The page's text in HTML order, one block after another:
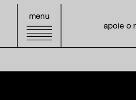
menu
apoie o